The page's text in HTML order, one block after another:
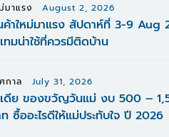
มาแรง August 2, 2026
าใหม่มาแรง สัปดาห์ที่ 3-9 Aug
ทมน่าใช้ที่ควรมีติดบ้าน
กาล July 31, 2026
เดีย ของขวัญวันแม่ งบ 500 –
ซื้ออะไรดีให้แม่ประทับใจ ปี 2026